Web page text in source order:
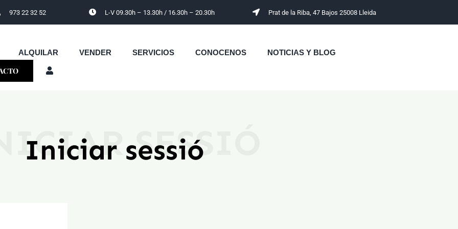
973 22 32 52 L-V 09.30h – 13.30h / 16.30h – 20.30h Prat de la Riba, 47 Bajos 25008 Lleida
ALQUILAR VENDER SERVICIOS CONOCENOS NOTICIAS Y BLOG
SESSIÓ
Iniciar sessió